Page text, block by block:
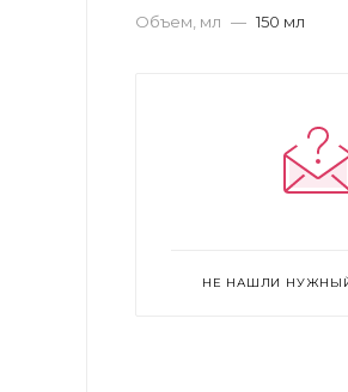
Объем, мл — 150 мл
НЕ НАШЛИ